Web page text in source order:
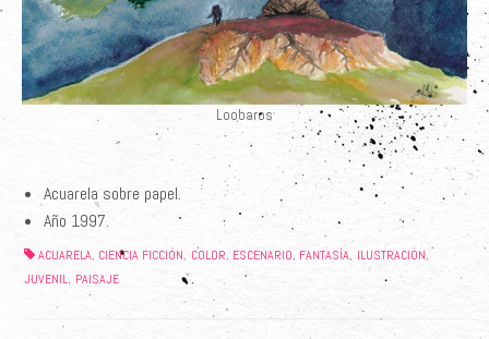
Loobaros
Acuarela sobre papel.
Año 1997.
ACUARELA, CIENCIA FICCIÓN, COLOR, ESCENARIO, FANTASÍA, ILUSTRACIÓN,
JUVENIL, PAISAJE